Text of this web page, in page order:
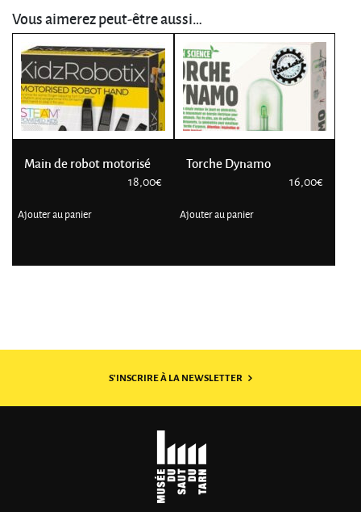
Vous aimerez peut-être aussi…
Main de robot motorisé
18,00€
Ajouter au panier
Torche Dynamo
16,00€
Ajouter au panier
S'INSCRIRE À LA NEWSLETTER